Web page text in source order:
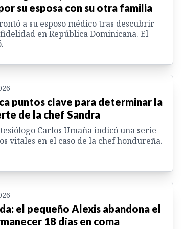
su esposa con su otra familia
a su esposo médico tras descubrir
en República Dominicana. El
puntos clave para determinar la
de la chef Sandra
Carlos Umaña indicó una serie
vitales en el caso de la chef hondureña.
el pequeño Alexis abandona el
18 días en coma